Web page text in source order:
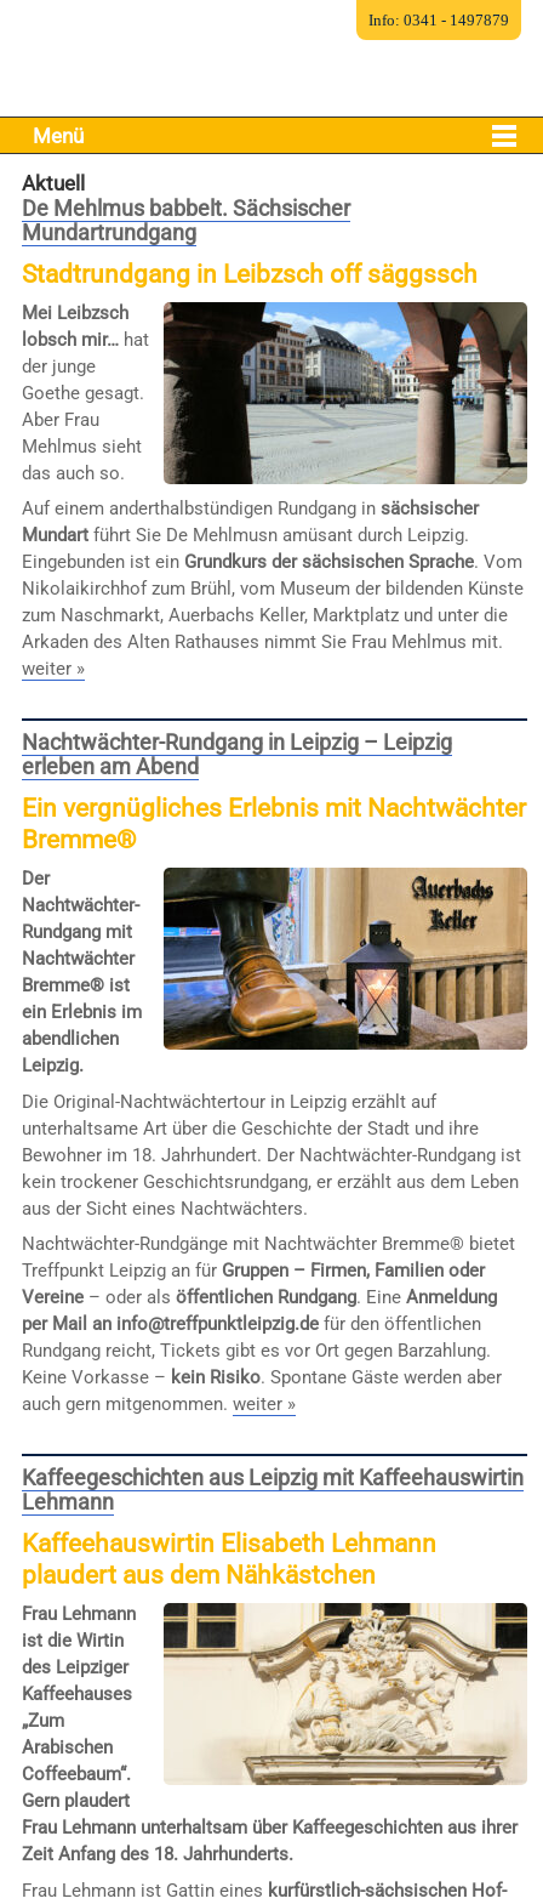
Menü
Aktuell
De Mehlmus babbelt. Sächsischer
Mundartrundgang
Stadtrundgang in Leibzsch off säggssch
Mei Leibzsch
lobsch mir…hat
der junge
Goethe gesagt.
Aber Frau
Mehlmus sieht
das auch so.
Auf einem anderthalbstündigen Rundgang in sächsischer
Mundartführt Sie De Mehlmusn amüsant durch Leipzig.
Eingebunden ist ein Grundkurs der sächsischen Sprache. Vom
Nikolaikirchhof zum Brühl, vom Museum der bildenden Künste
zum Naschmarkt, Auerbachs Keller, Marktplatz und unter die
Arkaden des Alten Rathauses nimmt Sie Frau Mehlmus mit.
weiter »
Nachtwächter-Rundgang in Leipzig – Leipzig
erleben am Abend
Ein vergnügliches Erlebnis mit Nachtwächter
Bremme®
Der
Nachtwächter-
Rundgang mit
Nachtwächter
Bremme® ist
ein Erlebnis im
abendlichen
Leipzig.
Die Original-Nachtwächtertour in Leipzig erzählt auf
unterhaltsame Art über die Geschichte der Stadt und ihre
Bewohner im 18. Jahrhundert. Der Nachtwächter-Rundgang ist
kein trockener Geschichtsrundgang, er erzählt aus dem Leben
aus der Sicht eines Nachtwächters.
Nachtwächter-Rundgänge mit Nachtwächter Bremme® bietet
Treffpunkt Leipzig an für Gruppen – Firmen, Familien oder
Vereine– oder als öffentlichen Rundgang. Eine Anmeldung
per Mail an info@treffpunktleipzig.de für den öffentlichen
Rundgang reicht, Tickets gibt es vor Ort gegen Barzahlung.
Keine Vorkasse – kein Risiko. Spontane Gäste werden aber
auch gern mitgenommen. weiter »
Kaffeegeschichten aus Leipzig mit Kaffeehauswirtin
Lehmann
Kaffeehauswirtin Elisabeth Lehmann
plaudert aus dem Nähkästchen
Frau Lehmann
ist die Wirtin
des Leipziger
Kaffeehauses
„Zum
Arabischen
Coffeebaum“.
Gern plaudert
Frau Lehmann unterhaltsam über Kaffeegeschichten aus ihrer
Zeit Anfang des 18. Jahrhunderts.
Frau Lehmann ist Gattin eines kurfürstlich-sächsischen Hof-
Info: 0341 - 1497879